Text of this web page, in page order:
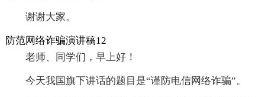
谢谢大家。
防范网络诈骗演讲稿12
老师、同学们，早上好！
今天我国旗下讲话的题目是“谨防电信网络诈骗”。